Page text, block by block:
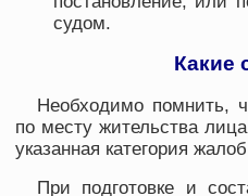
судом.
Какие
Необходимо помнить,
по месту жительства
указанная категория
При подготовке и